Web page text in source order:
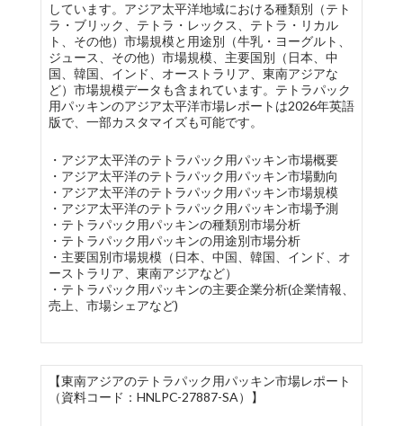
しています。アジア太平洋地域における種類別（テト
ラ・ブリック、テトラ・レックス、テトラ・リカル
ト、その他）市場規模と用途別（牛乳・ヨーグルト、
ジュース、その他）市場規模、主要国別（日本、中
国、韓国、インド、オーストラリア、東南アジアな
ど）市場規模データも含まれています。テトラパック
用パッキンのアジア太平洋市場レポートは2026年英語
版で、一部カスタマイズも可能です。
・アジア太平洋のテトラパック用パッキン市場概要
・アジア太平洋のテトラパック用パッキン市場動向
・アジア太平洋のテトラパック用パッキン市場規模
・アジア太平洋のテトラパック用パッキン市場予測
・テトラパック用パッキンの種類別市場分析
・テトラパック用パッキンの用途別市場分析
・主要国別市場規模（日本、中国、韓国、インド、オ
ーストラリア、東南アジアなど）
・テトラパック用パッキンの主要企業分析(企業情報、
売上、市場シェアなど)
【東南アジアのテトラパック用パッキン市場レポート
（資料コード：HNLPC-27887-SA）】